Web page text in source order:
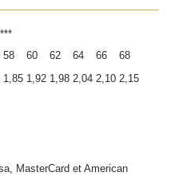
58 60 62 64 66
68
1,85 1,92 1,98 2,04 2,10 2,15
MasterCard et American